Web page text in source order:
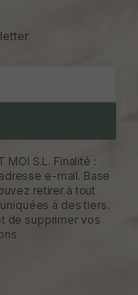
MOI S.L. Finalité :
e-mail. Base
retirer à tout
à des tiers.
de supprimer vos